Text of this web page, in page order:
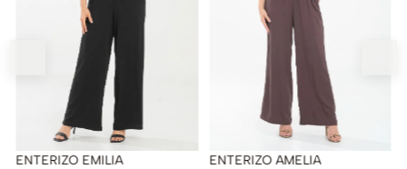
ENTERIZO EMILIA
ENTERIZO AMELIA